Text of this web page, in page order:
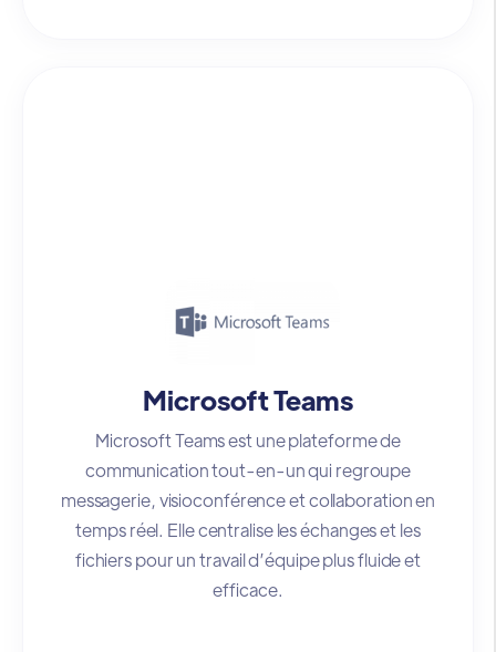
Microsoft Teams
Microsoft Teams est une plateforme de
communication tout-en-un qui regroupe
messagerie, visioconférence et collaboration en
temps réel. Elle centralise les échanges et les
fichiers pour un travail d’équipe plus fluide et
efficace.